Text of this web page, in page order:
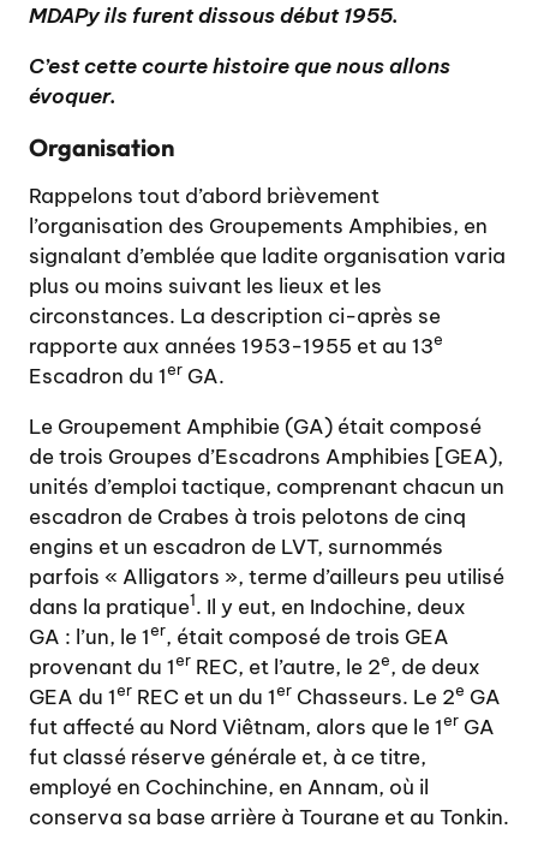
MDAPy ils furent dissous début 1955.
C’est cette courte histoire que nous allons
évoquer.
Organisation
Rappelons tout d’abord brièvement
l’organisation des Groupements Amphibies, en
signalant d’emblée que ladite organisation varia
plus ou moins suivant les lieux et les
circonstances. La description ci-après se
rapporte aux années 1953-1955 et au 13e
Escadron du 1er GA.
Le Groupement Amphibie (GA) était composé
de trois Groupes d’Escadrons Amphibies [GEA),
unités d’emploi tactique, comprenant chacun un
escadron de Crabes à trois pelotons de cinq
engins et un escadron de LVT, surnommés
parfois « Alligators », terme d’ailleurs peu utilisé
dans la pratique1. Il y eut, en Indochine, deux
GA : l’un, le 1er, était composé de trois GEA
provenant du 1er REC, et l’autre, le 2e, de deux
GEA du 1er REC et un du 1er Chasseurs. Le 2e GA
fut affecté au Nord Viêtnam, alors que le 1er GA
fut classé réserve générale et, à ce titre,
employé en Cochinchine, en Annam, où il
conserva sa base arrière à Tourane et au Tonkin.